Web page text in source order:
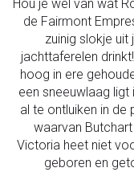
Hou je wel van wat
de Fairmont
zuinig slokje
jachttaferelen
hoog in ere
een sneeuwlaag
al te ontluiken in de
waarvan
Victoria heet niet
geboren en